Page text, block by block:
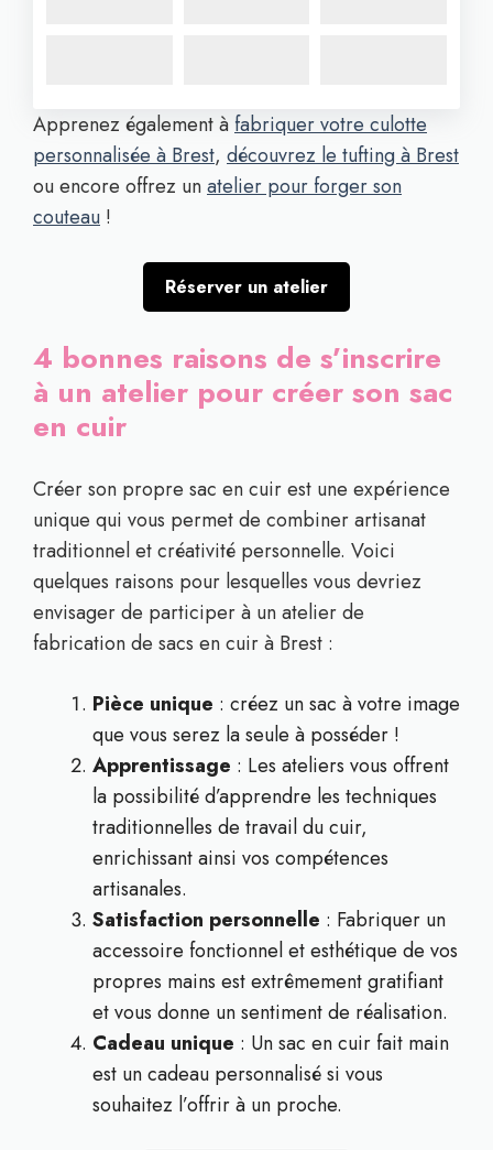
Apprenez également àfabriquer votre culotte
personnalisée à Brest, découvrez le tufting à Brest
ou encore offrez unatelier pour forger son
couteau !
Réserver un atelier
4 bonnes raisons de s’inscrire
à un atelier pour créer son sac
en cuir
Créer son propre sac en cuir est une expérience
unique qui vous permet de combiner artisanat
traditionnel et créativité personnelle. Voici
quelques raisons pour lesquelles vous devriez
envisager de participer à un atelier de
fabrication de sacs en cuir à Brest :
Pièce unique : créez un sac à votre image
que vous serez la seule à posséder !
Apprentissage : Les ateliers vous offrent
la possibilité d’apprendre les techniques
traditionnelles de travail du cuir,
enrichissant ainsi vos compétences
artisanales.
Satisfaction personnelle : Fabriquer un
accessoire fonctionnel et esthétique de vos
propres mains est extrêmement gratifiant
et vous donne un sentiment de réalisation.
Cadeau unique : Un sac en cuir fait main
est un cadeau personnalisé si vous
souhaitez l’offrir à un proche.